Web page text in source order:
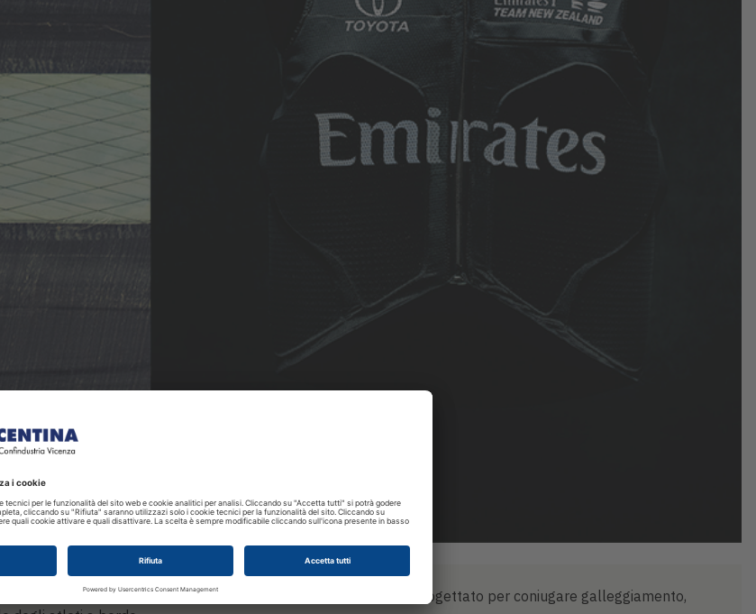
un’ulteriore evoluzione del Sea Guard, il corpetto tecnico progettato per coniugare galleggiamento,